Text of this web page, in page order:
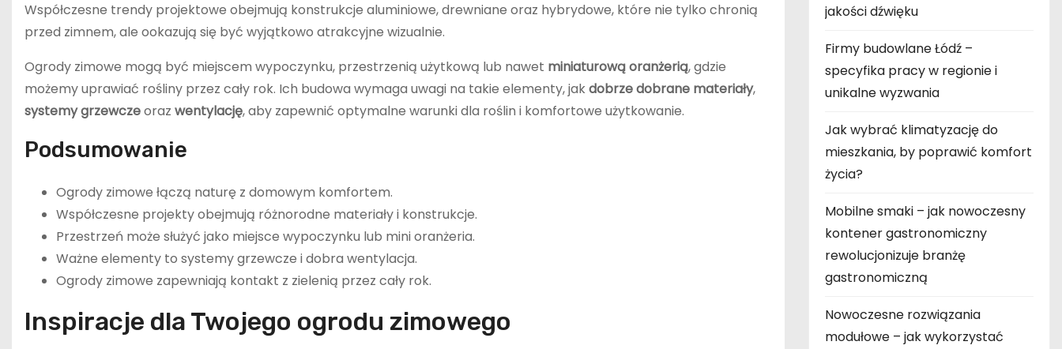
Współczesne trendy projektowe obejmują konstrukcje aluminiowe, drewniane oraz hybrydowe, które nie tylko chronią
przed zimnem, ale ookazują się być wyjątkowo atrakcyjne wizualnie.
Ogrody zimowe mogą być miejscem wypoczynku, przestrzenią użytkową lub nawet miniaturową oranżerią, gdzie
możemy uprawiać rośliny przez cały rok. Ich budowa wymaga uwagi na takie elementy, jakdobrze dobrane materiały,
systemy grzewczeoraz wentylację, aby zapewnić optymalne warunki dla roślin i komfortowe użytkowanie.
Podsumowanie
Ogrody zimowe łączą naturę z domowym komfortem.
Współczesne projekty obejmują różnorodne materiały i konstrukcje.
Przestrzeń może służyć jako miejsce wypoczynku lub mini oranżeria.
Ważne elementy to systemy grzewcze i dobra wentylacja.
Ogrody zimowe zapewniają kontakt z zielenią przez cały rok.
Inspiracje dla Twojego ogrodu zimowego
jakości dźwięku
Firmy budowlane Łódź –
specyfika pracy w regionie i
unikalne wyzwania
Jak wybrać klimatyzację do
mieszkania, by poprawić komfort
życia?
Mobilne smaki – jak nowoczesny
kontener gastronomiczny
rewolucjonizuje branżę
gastronomiczną
Nowoczesne rozwiązania
modułowe – jak wykorzystać